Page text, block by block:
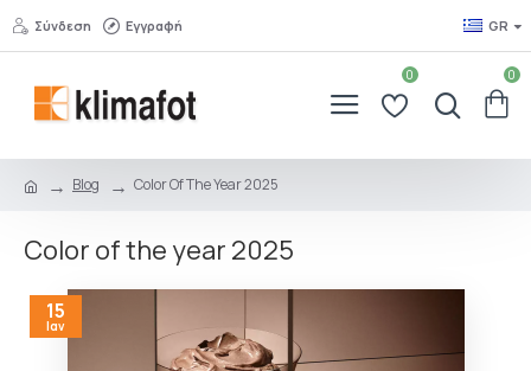
Σύνδεση Εγγραφή GR
0 0
Blog Color Of The Year 2025
Color of the year 2025
15
Ιαν